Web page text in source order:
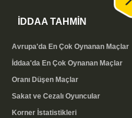
İDDAA TAHMİN
Avrupa'da En Çok Oynanan Maçlar
İddaa'da En Çok Oynanan Maçlar
Oranı Düşen Maçlar
Sakat ve Cezalı Oyuncular
Korner İstatistikleri